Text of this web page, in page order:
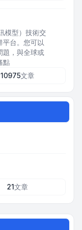
模型）技術交
平台。您可以
題，與全球或
點
10975文章
21文章